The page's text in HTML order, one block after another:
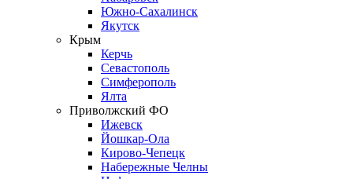
Южно-Сахалинск
Якутск
Крым
Керчь
Севастополь
Симферополь
Ялта
Приволжский ФО
Ижевск
Йошкар-Ола
Кирово-Чепецк
Набережные Челны